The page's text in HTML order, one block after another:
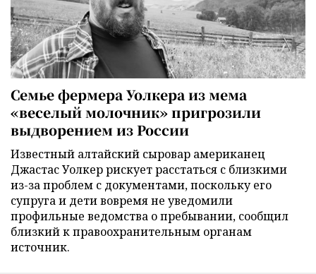
Семье фермера Уолкера из мема
«веселый молочник» пригрозили
выдворением из России
Известный алтайский сыровар американец
Джастас Уолкер рискует расстаться с близкими
из-за проблем с документами, поскольку его
супруга и дети вовремя не уведомили
профильные ведомства о пребывании, сообщил
близкий к правоохранительным органам
источник.